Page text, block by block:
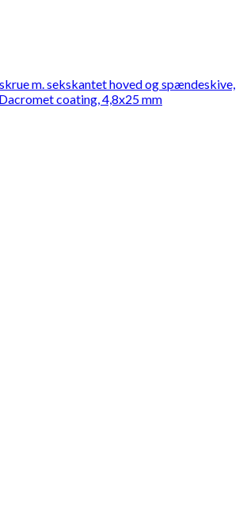
m. sekskantet hoved og spændeskive,
coating, 4,8x25 mm